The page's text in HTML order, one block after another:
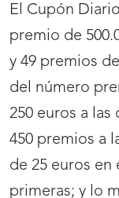
El Cupón
premio de
y 49 premios
del número
250 euros a
450 premios a
de 25 euros en
primeras; y lo